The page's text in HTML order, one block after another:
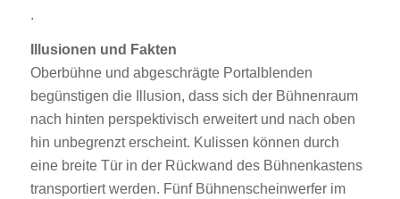
.
Illusionen und Fakten
Oberbühne und abgeschrägte Portalblenden
begünstigen die Illusion, dass sich der Bühnenraum
nach hinten perspektivisch erweitert und nach oben
hin unbegrenzt erscheint. Kulissen können durch
eine breite Tür in der Rückwand des Bühnenkastens
transportiert werden. Fünf Bühnenscheinwerfer im